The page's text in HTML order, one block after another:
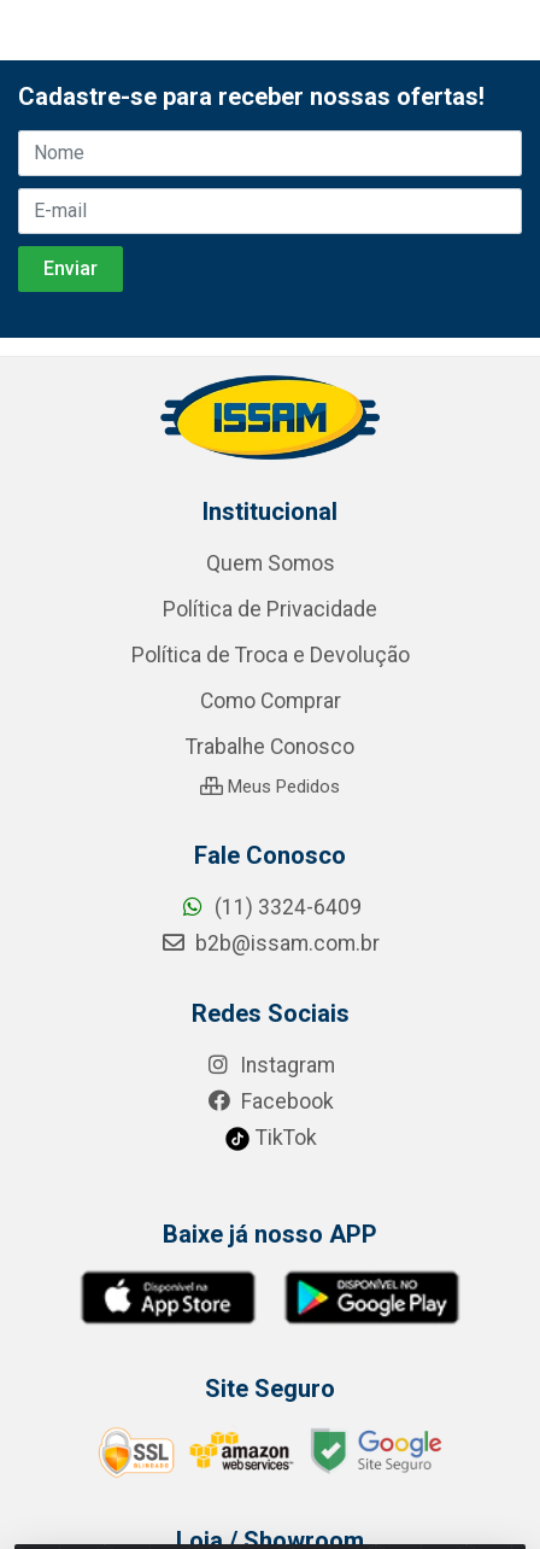
Cadastre-se para receber nossas ofertas!
Institucional
Quem Somos
Política de Privacidade
Política de Troca e Devolução
Como Comprar
Trabalhe Conosco
Meus Pedidos
Fale Conosco
(11) 3324-6409
b2b@issam.com.br
Redes Sociais
Instagram
Facebook
TikTok
Baixe já nosso APP
Site Seguro
Loja / Showroom